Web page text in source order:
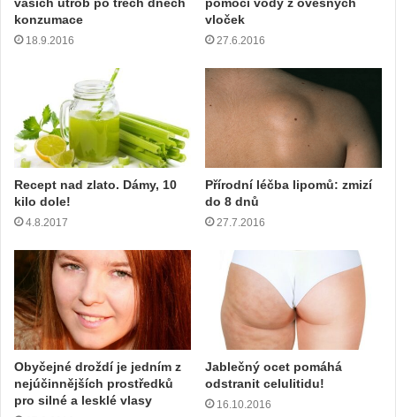
i
l
o
d
r
s
konzumace
18.9.2016
vloček
27.6.2016
Recept nad zlato. Dámy, 10
kilo dole!
4.8.2017
Přírodní léčba lipomů: zmizí
do 8 dnů
27.7.2016
Obyčejné droždí je jedním z
nejúčinnějších prostředků
pro silné a lesklé vlasy
Jablečný ocet pomáhá
odstranit celulitidu!
16.10.2016